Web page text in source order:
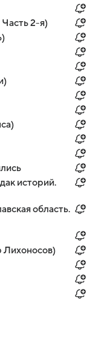
2-я)
историй.
область.
Лихоносов)